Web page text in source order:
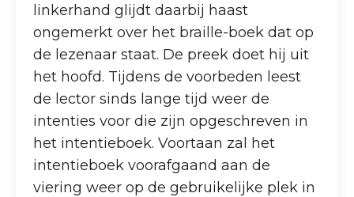
linkerhand glijdt daarbij haast
ongemerkt over het braille-boek dat op
de lezenaar staat. De preek doet hij uit
het hoofd. Tijdens de voorbeden leest
de lector sinds lange tijd weer de
intenties voor die zijn opgeschreven in
het intentieboek. Voortaan zal het
intentieboek voorafgaand aan de
viering weer op de gebruikelijke plek in